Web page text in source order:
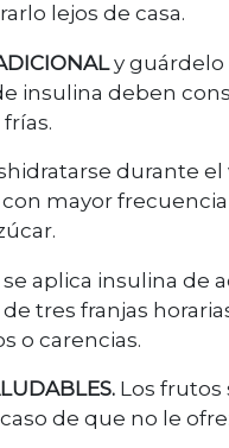
lejos de casa.
y guárdelo
insulina deben
durante
mayor
se aplica insulina de
tres franjas
o carencias.
Los frutos
de que no le